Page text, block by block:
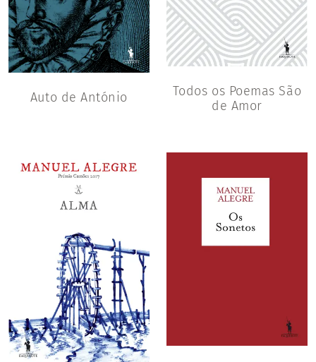
Auto de António
Todos os Poemas São
de Amor